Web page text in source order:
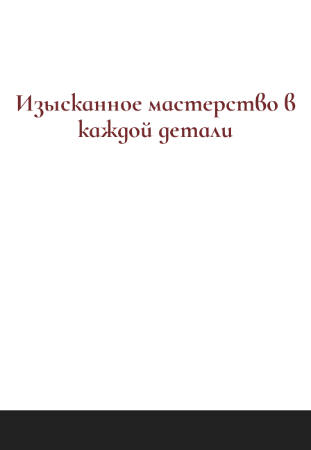
Изысканное мастерство в
каждой детали